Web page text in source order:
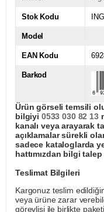
Stok Kodu
Model
EAN Kodu
Barkod
Ürün görseli temsili
bilgiyi 0533 030 82 13
kanalı veya arayarak
açıklamalar sürekli
sadece kataloglarda
hattımızdan bilgi
Teslimat Bilgileri
Kargonuz teslim
veya ürüne zarar
görevlisi ile birlikte